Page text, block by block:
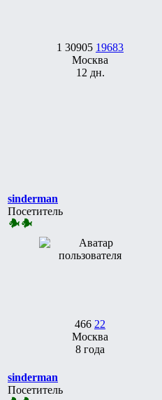
1 30905 19683
Москва
12 дн.
sinderman
Посетитель
466 22
Москва
8 года
sinderman
Посетитель